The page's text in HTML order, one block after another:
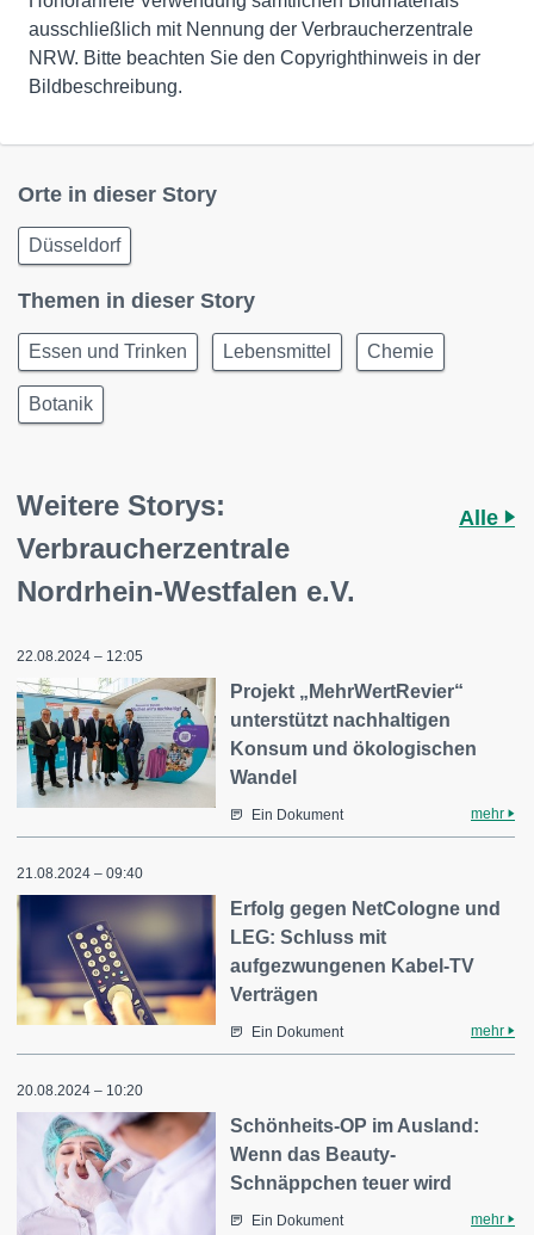
ausschließlich mit Nennung der Verbraucherzentrale
NRW. Bitte beachten Sie den Copyrighthinweis in der
Bildbeschreibung.
Orte in dieser Story
Düsseldorf
Themen in dieser Story
Essen und Trinken Lebensmittel Chemie
Botanik
Weitere Storys:
Verbraucherzentrale
Nordrhein-Westfalen e.V.
Alle
22.08.2024 – 12:05
Projekt „MehrWertRevier“
unterstützt nachhaltigen
Konsum und ökologischen
Wandel
Ein Dokument mehr
21.08.2024 – 09:40
Erfolg gegen NetCologne und
LEG: Schluss mit
aufgezwungenen Kabel-TV
Verträgen
Ein Dokument mehr
20.08.2024 – 10:20
Schönheits-OP im Ausland:
Wenn das Beauty-
Schnäppchen teuer wird
Ein Dokument mehr